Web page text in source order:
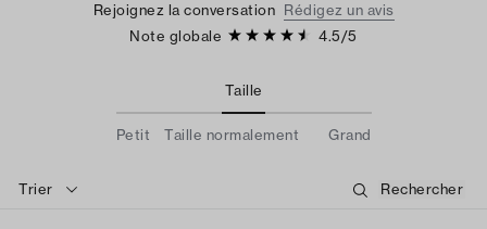
Rejoignez la conversation Rédigez un avis
Note globale
4.5/5
Taille
Petit Taille normalement Grand
Trier